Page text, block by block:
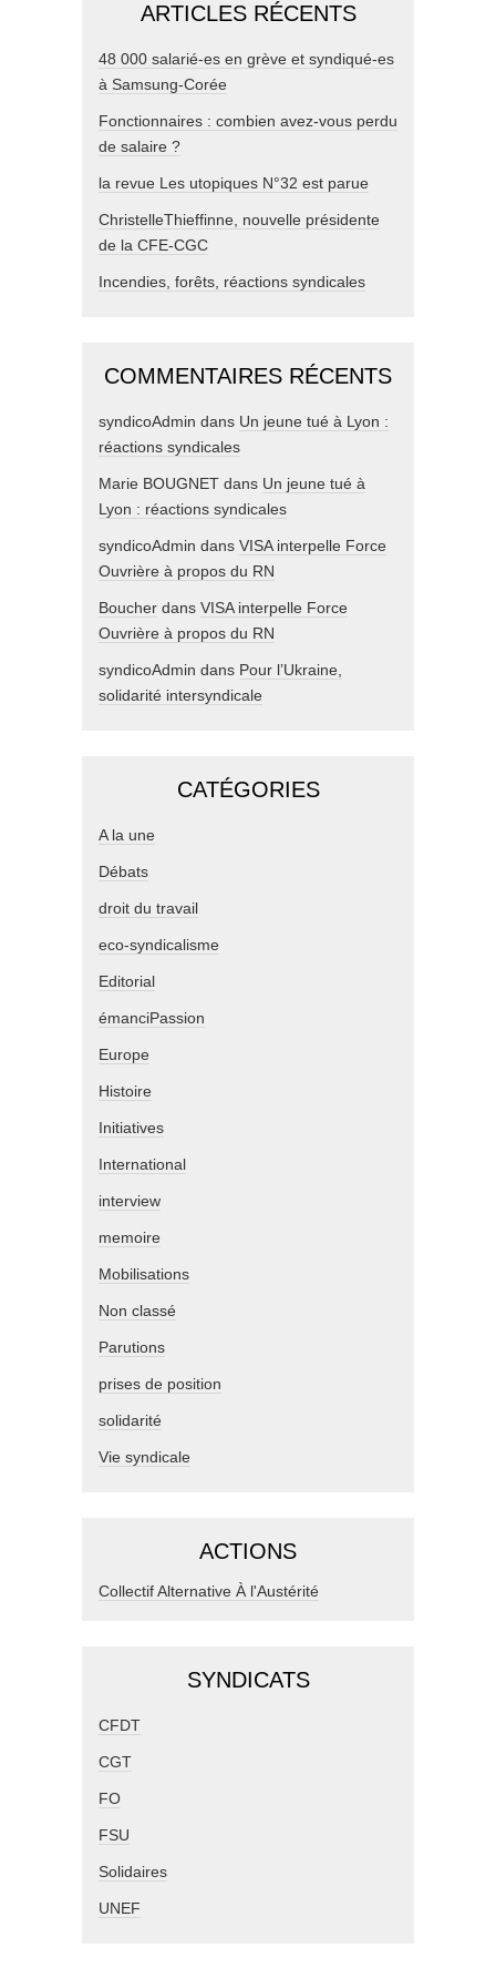
ARTICLES RÉCENTS
48 000 salarié-es en grève et syndiqué-es
à Samsung-Corée
Fonctionnaires : combien avez-vous perdu
de salaire ?
la revue Les utopiques N°32 est parue
ChristelleThieffinne, nouvelle présidente
de la CFE-CGC
Incendies, forêts, réactions syndicales
COMMENTAIRES RÉCENTS
syndicoAdmin dans Un jeune tué à Lyon :
réactions syndicales
Marie BOUGNET dans Un jeune tué à
Lyon : réactions syndicales
syndicoAdmin dans VISA interpelle Force
Ouvrière à propos du RN
Boucher dans VISA interpelle Force
Ouvrière à propos du RN
syndicoAdmin dans Pour l’Ukraine,
solidarité intersyndicale
CATÉGORIES
A la une
Débats
droit du travail
eco-syndicalisme
Editorial
émanciPassion
Europe
Histoire
Initiatives
International
interview
memoire
Mobilisations
Non classé
Parutions
prises de position
solidarité
Vie syndicale
ACTIONS
Collectif Alternative À l'Austérité
SYNDICATS
CFDT
CGT
FO
FSU
Solidaires
UNEF